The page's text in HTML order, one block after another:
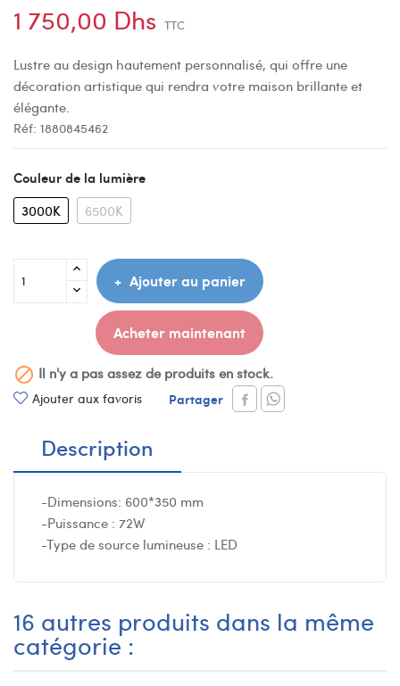
1 750,00 Dhs TTC
Lustre au design hautement personnalisé, qui offre une
décoration artistique qui rendra votre maison brillante et
élégante.
Réf: 1880845462
Couleur de la lumière
3000K 6500K
Ajouter au panier
Acheter maintenant
 Il n'y a pas assez de produits en stock.
Ajouter aux favoris Partager
Description
-Dimensions: 600*350 mm
-Puissance : 72W
-Type de source lumineuse : LED
16 autres produits dans la même
catégorie :